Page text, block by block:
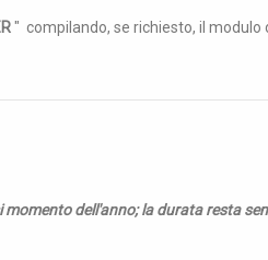
" compilando, se richiesto, il modulo
momento dell'anno; la durata resta